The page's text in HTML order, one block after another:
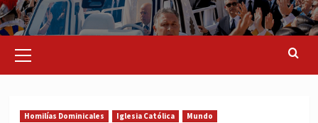
Menu
Homilías Dominicales Iglesia Católica Mundo